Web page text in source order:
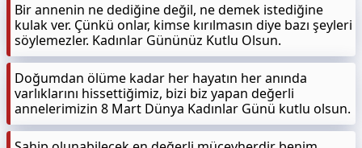
Bir annenin ne dediğine değil, ne demek istediğine
kulak ver. Çünkü onlar, kimse kırılmasın diye bazı şeyleri
söylemezler. Kadınlar Gününüz Kutlu Olsun.
Doğumdan ölüme kadar her hayatın her anında
varlıklarını hissettiğimiz, bizi biz yapan değerli
annelerimizin 8 Mart Dünya Kadınlar Günü kutlu olsun.